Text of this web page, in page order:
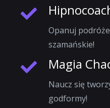
Opanuj
szamańskie!
Magia
Naucz się
godformy!